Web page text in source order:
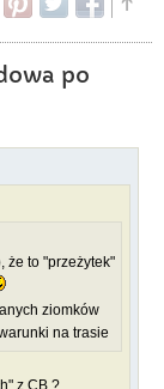
po
że to "przeżytek"
ziomków
na trasie
z CB ?